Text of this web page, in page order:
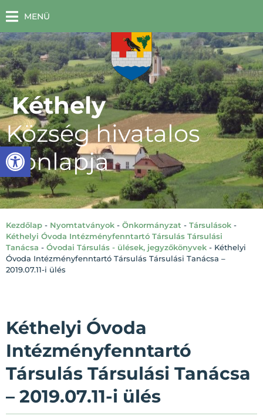
Eszköztár megnyitása
MENÜ
Kéthely
Község hivatalos
honlapja
Kezdőlap - Nyomtatványok - Önkormányzat - Társulások -
Kéthelyi Óvoda Intézményfenntartó Társulás Társulási
Tanácsa - Óvodai Társulás - ülések, jegyzőkönyvek - Kéthelyi
Óvoda Intézményfenntartó Társulás Társulási Tanácsa –
2019.07.11-i ülés
Kéthelyi Óvoda
Intézményfenntartó
Társulás Társulási Tanácsa
– 2019.07.11-i ülés